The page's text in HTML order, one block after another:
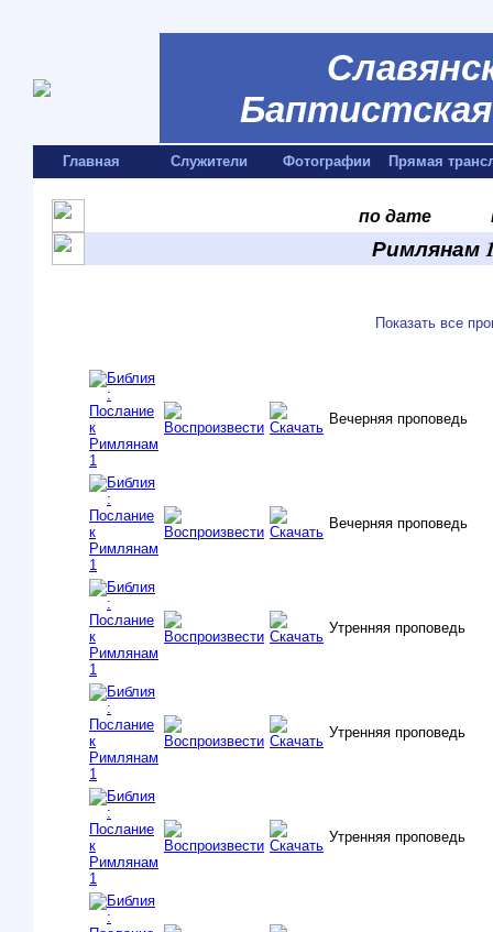
Главная Служители Фотографии Прямая
по дате
Римлянам
Показать все
Вечерняя проповедь
Вечерняя проповедь
Утренняя проповедь
Утренняя проповедь
Утренняя проповедь